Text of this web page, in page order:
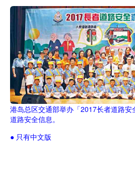
港岛总区交通部举办「2017长者道路
道路安全信息。
● 只有中文版